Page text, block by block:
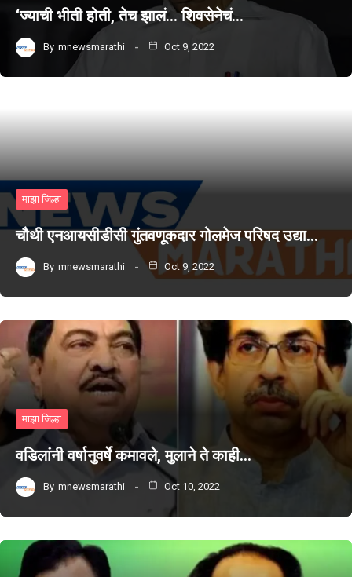
‘ज्याची भीती होती, तेच झालं… शिवसेनेचं…
By mnewsmarathi Oct 9, 2022
माझा जिल्हा
चौथी एनआयसीडीसी गुंतवणूकदार गोलमेज परिषद उद्या…
By mnewsmarathi Oct 9, 2022
माझा जिल्हा
वडिलांनी वर्षानुवर्षे कमावले, मुलाने ते काही…
By mnewsmarathi Oct 10, 2022